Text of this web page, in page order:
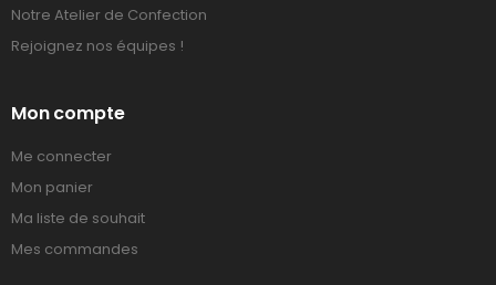
Notre Atelier de Confection
Rejoignez nos équipes !
Mon compte
Me connecter
Mon panier
Ma liste de souhait
Mes commandes